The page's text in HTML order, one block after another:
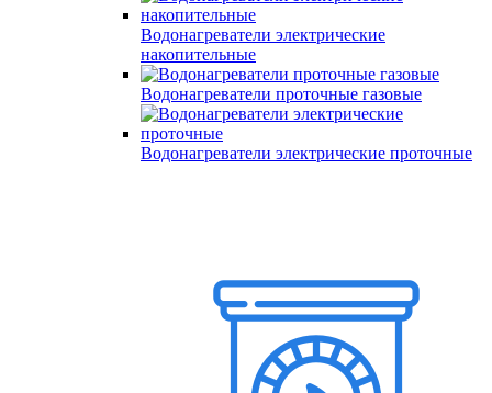
Водонагреватели электрические
накопительные
Водонагреватели проточные газовые
Водонагреватели электрические проточные